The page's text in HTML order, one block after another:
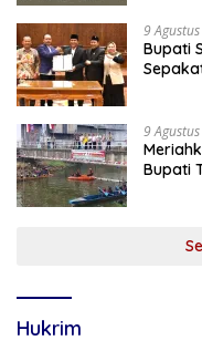
9
Bupati
9
Bupati
Hukrim